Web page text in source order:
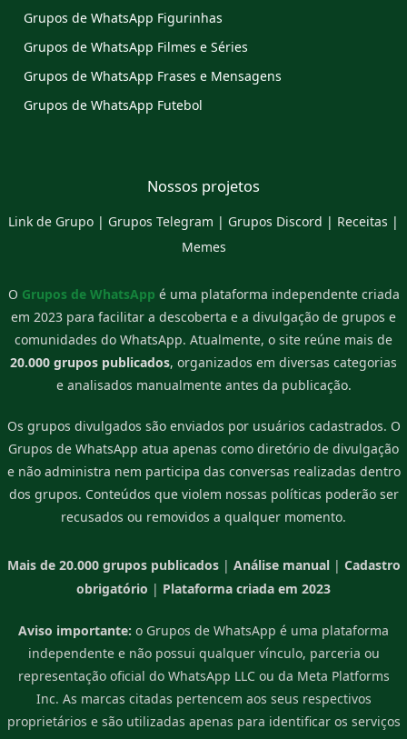
Grupos de WhatsApp Figurinhas
Grupos de WhatsApp Filmes e Séries
Grupos de WhatsApp Frases e Mensagens
Grupos de WhatsApp Futebol
Nossos projetos
Link de Grupo | Grupos Telegram | Grupos Discord | Receitas |
Memes
O Grupos de WhatsApp é uma plataforma independente criada
em 2023 para facilitar a descoberta e a divulgação de grupos e
comunidades do WhatsApp. Atualmente, o site reúne mais de
20.000 grupos publicados, organizados em diversas categorias
e analisados manualmente antes da publicação.
Os grupos divulgados são enviados por usuários cadastrados. O
Grupos de WhatsApp atua apenas como diretório de divulgação
e não administra nem participa das conversas realizadas dentro
dos grupos. Conteúdos que violem nossas políticas poderão ser
recusados ou removidos a qualquer momento.
Mais de 20.000 grupos publicados| Análise manual| Cadastro
obrigatório | Plataforma criada em 2023
Aviso importante: o Grupos de WhatsApp é uma plataforma
independente e não possui qualquer vínculo, parceria ou
representação oficial do WhatsApp LLC ou da Meta Platforms
Inc. As marcas citadas pertencem aos seus respectivos
proprietários e são utilizadas apenas para identificar os serviços